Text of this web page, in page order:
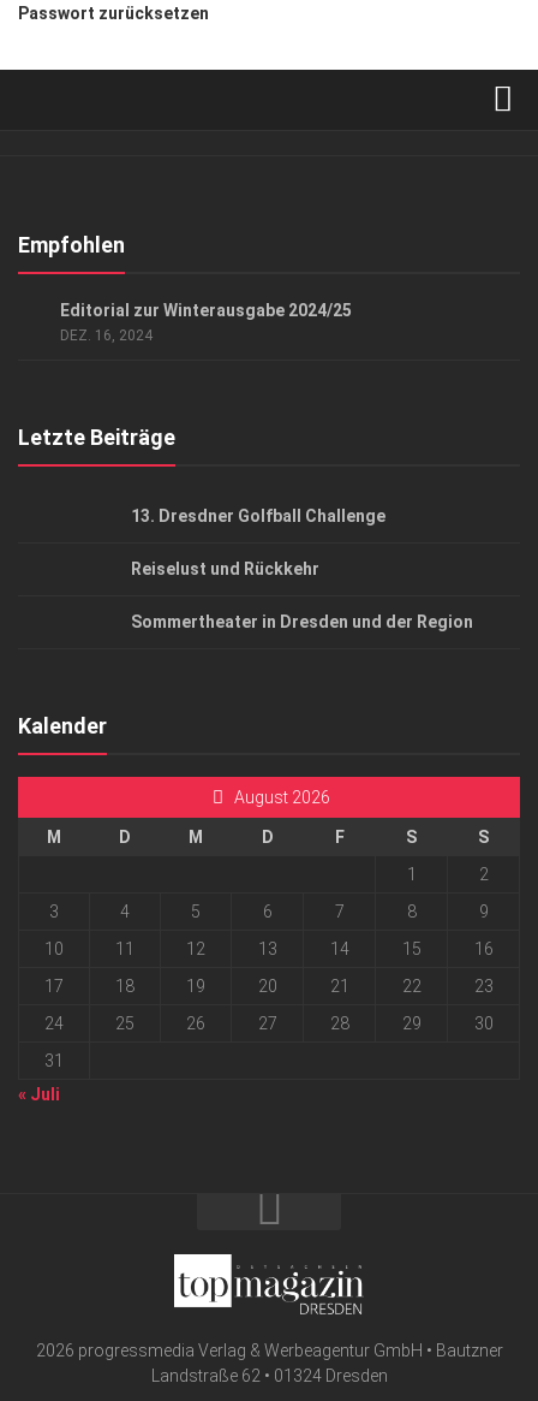
Passwort zurücksetzen
Kontakt, Impressum
Empfohlen
Editorial zur Winterausgabe 2024/25
DEZ. 16, 2024
Letzte Beiträge
13. Dresdner Golfball Challenge
Reiselust und Rückkehr
Sommertheater in Dresden und der Region
Kalender
August 2026
M D M D F S
S
1
2
3
4 5 6 7 8
9
10
11 12 13 14 15
16
17
18 19 20 21 22
23
24
25 26 27 28 29
30
31
« Juli
2026 progressmedia Verlag & Werbeagentur GmbH • Bautzner
Landstraße 62 • 01324 Dresden